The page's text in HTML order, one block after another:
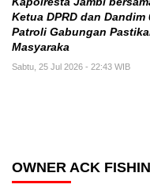
Ketua DPRD dan Dandim
Patroli Gabungan
Masyaraka
Sabtu, 25 Jul 2026 - 22:43 WIB
OWNER ACK